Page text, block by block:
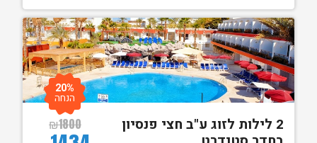
2 לילות לזוג ע"ב חצי פנסיון
₪1800
20%
הנחה